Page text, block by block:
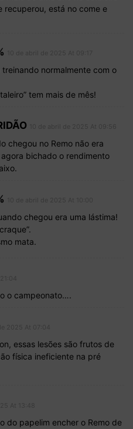
recuperou, está no come e
treinando normalmente com o
tem mais de mês!
chegou no Remo não era
bichado o rendimento
chegou era uma lástima!
mata.
o campeonato….
essas lesões são frutos de
física ineficiente na pré
do papelim encher o Remo de